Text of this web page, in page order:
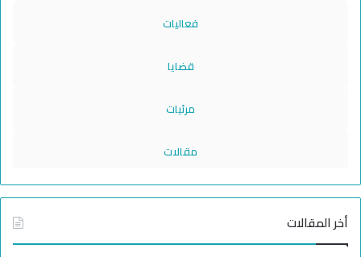
فعاليات
قضايا
مرئيات
مقالات
أخر المقالات